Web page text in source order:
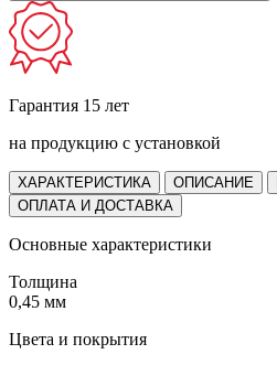
Гарантия 15 лет
на продукцию с установкой
ХАРАКТЕРИСТИКА ОПИСАНИЕ
ОПЛАТА И ДОСТАВКА
Основные характеристики
Толщина
0,45 мм
Цвета и покрытия